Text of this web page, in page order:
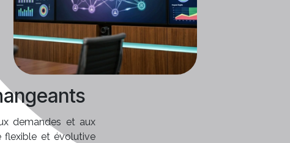
demandes et aux
flexible et évolutive